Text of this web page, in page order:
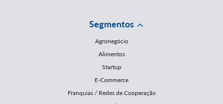
Segmentos
Agronegócio
Alimentos
Startup
E-Commerce
Franquias / Redes de Cooperação